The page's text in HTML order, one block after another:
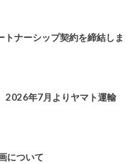
ナーシップ契約を締結しま
2026年7月よりヤマト運輸
について